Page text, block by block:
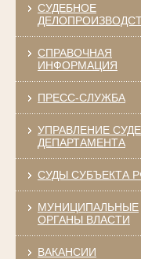
СУДЕБНОЕ
СПРАВОЧНАЯ
ИНФОРМАЦИЯ
ПРЕСС-СЛУЖБА
УПРАВЛЕНИЕ
ДЕПАРТАМЕНТА
СУДЫ СУБЪЕКТА
МУНИЦИПАЛЬНЫЕ
ОРГАНЫ ВЛАСТИ
ВАКАНСИИ